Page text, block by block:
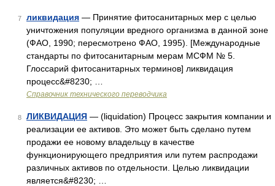
7 ликвидация — Принятие фитосанитарных мер с целью
уничтожения популяции вредного организма в данной зоне
(ФАО, 1990; пересмотрено ФАО, 1995). [Mеждународные
стандарты по фитосанитарным мерам МСФМ № 5.
Глоссарий фитосанитарных терминов] ликвидация
процесс&#8230; …
Справочник технического переводчика
8 ЛИКВИДАЦИЯ — (liquidation) Процесс закрытия компании и
реализации ее активов. Это может быть сделано путем
продажи ее новому владельцу в качестве
функционирующего предприятия или путем распродажи
различных активов по отдельности. Целью ликвидации
является&#8230; …